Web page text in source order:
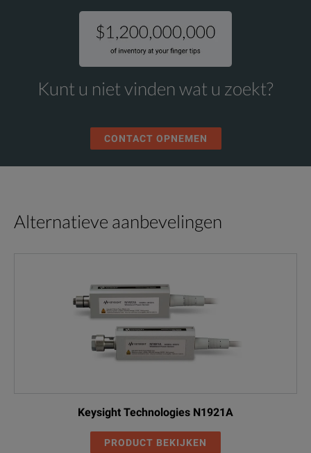
Kunt u niet vinden wat u zoekt?
CONTACT OPNEMEN
Alternatieve aanbevelingen
Keysight Technologies N1921A
PRODUCT BEKIJKEN